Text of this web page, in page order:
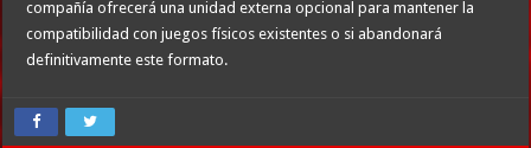
compañía ofrecerá una unidad externa opcional para mantener la
compatibilidad con juegos físicos existentes o si abandonará
definitivamente este formato.